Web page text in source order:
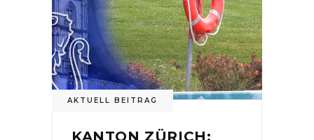
AKTUELL BEITRAG
KANTON ZÜRICH: